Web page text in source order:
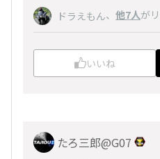
ドラえもん、 他7人が
いいね
たろ三郎@G07